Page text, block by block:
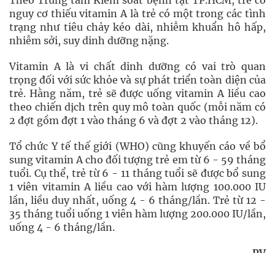
nguy cơ thiếu vitamin A là trẻ có một trong các tình
trạng như tiêu chảy kéo dài, nhiễm khuẩn hô hấp,
nhiễm sởi, suy dinh dưỡng nặng.
Vitamin A là vi chất dinh dưỡng có vai trò quan
trọng đối với sức khỏe và sự phát triển toàn diện của
trẻ. Hằng năm, trẻ sẽ được uống vitamin A liều cao
theo chiến dịch trên quy mô toàn quốc (mỗi năm có
2 đợt gồm đợt 1 vào tháng 6 và đợt 2 vào tháng 12).
Tổ chức Y tế thế giới (WHO) cũng khuyến cáo về bổ
sung vitamin A cho đối tượng trẻ em từ 6 - 59 tháng
tuổi. Cụ thể, trẻ từ 6 - 11 tháng tuổi sẽ được bổ sung
1 viên vitamin A liều cao với hàm lượng 100.000 IU
lần, liều duy nhất, uống 4 - 6 tháng/lần. Trẻ từ 12 -
35 tháng tuổi uống 1 viên hàm lượng 200.000 IU/lần,
uống 4 - 6 tháng/lần.